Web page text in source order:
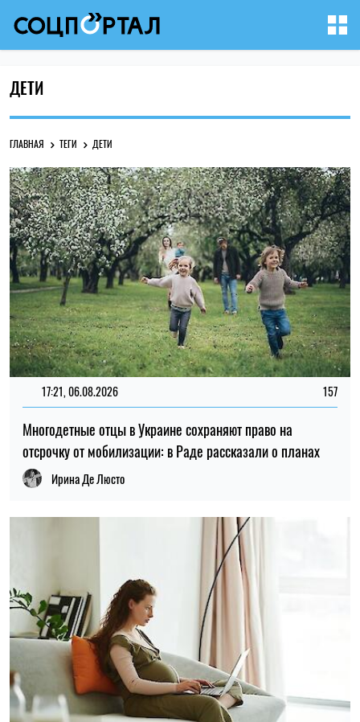
ДЕТИ
ГЛАВНАЯ ТЕГИ ДЕТИ
17:21, 06.08.2026 157
Многодетные отцы в Украине сохраняют право на
отсрочку от мобилизации: в Раде рассказали о планах
Ирина Де Люсто